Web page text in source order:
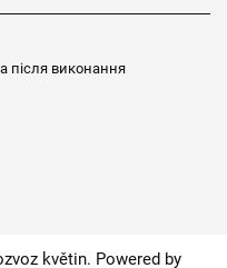
після виконання
květin. Powered by